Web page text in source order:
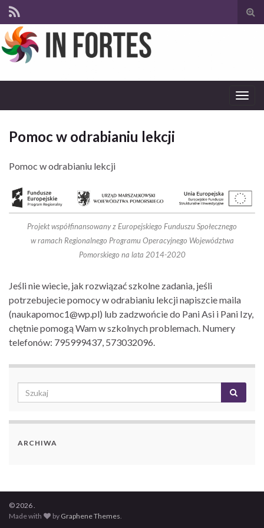
Pomoc w odrabianiu lekcji
Pomoc w odrabianiu lekcji
Projekt współfinansowany z Europejskiego Funduszu Społecznego
w ramach Regionalnego Programu Operacyjnego Województwa
Pomorskiego na lata 2014-2020
Jeśli nie wiecie, jak rozwiązać szkolne zadania, jeśli
potrzebujecie pomocy w odrabianiu lekcji napiszcie maila
(naukapomoc1@wp.pl) lub zadzwońcie do Pani Asi i Pani Izy,
chętnie pomogą Wam w szkolnych problemach. Numery
telefonów: 795999437, 573032096.
ARCHIWA
© 2026 .
Made with
by Graphene Themes.